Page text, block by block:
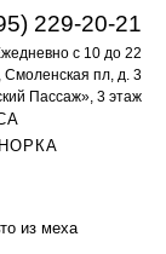
НОРКА
229-20-21
с 10 до 22
Смоленская пл, д. 3
Пассаж», 3 этаж
из меха